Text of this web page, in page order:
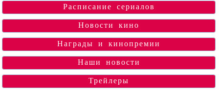
Расписание сериалов
Новости кино
Награды и кинопремии
Наши новости
Трейлеры